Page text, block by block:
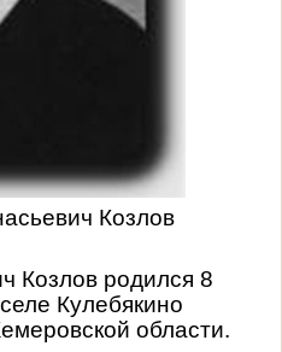
Козлов
Козлов родился 8
Кулебякино
области.